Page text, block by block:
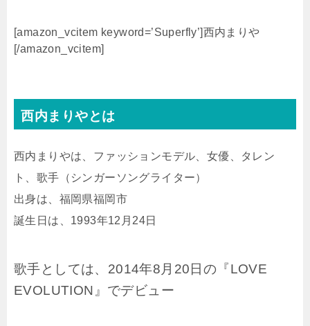
[amazon_vcitem keyword=’Superfly’]西内まりや
[/amazon_vcitem]
西内まりやとは
西内まりやは、ファッションモデル、女優、タレン
ト、歌手（シンガーソングライター）
出身は、福岡県福岡市
誕生日は、1993年12月24日
歌手としては、2014年8月20日の『LOVE
EVOLUTION』でデビュー